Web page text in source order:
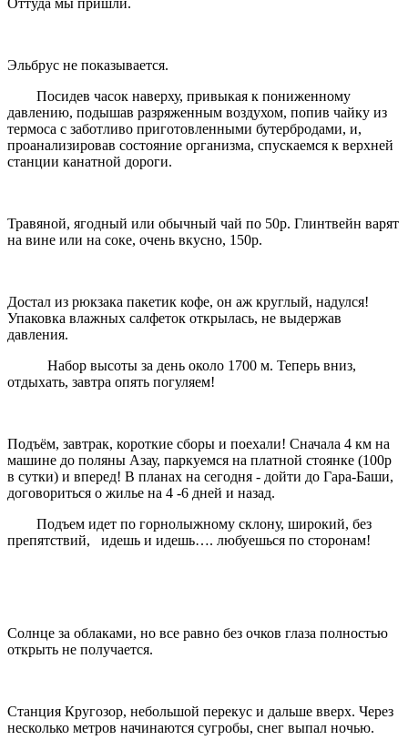
Оттуда мы пришли.
Эльбрус не показывается.
Посидев часок наверху, привыкая к пониженному
давлению, подышав разряженным воздухом, попив чайку из
термоса с заботливо приготовленными бутербродами, и,
проанализировав состояние организма, спускаемся к верхней
станции канатной дороги.
Травяной, ягодный или обычный чай по 50р. Глинтвейн варят
на вине или на соке, очень вкусно, 150р.
Достал из рюкзака пакетик кофе, он аж круглый, надулся!
Упаковка влажных салфеток открылась, не выдержав
давления.
Набор высоты за день около 1700 м. Теперь вниз,
отдыхать, завтра опять погуляем!
Подъём, завтрак, короткие сборы и поехали! Сначала 4 км на
машине до поляны Азау, паркуемся на платной стоянке (100р
в сутки) и вперед! В планах на сегодня - дойти до Гара-Баши,
договориться о жилье на 4 -6 дней и назад.
Подъем идет по горнолыжному склону, широкий, без
препятствий, идешь и идешь…. любуешься по сторонам!
Солнце за облаками, но все равно без очков глаза полностью
открыть не получается.
Станция Кругозор, небольшой перекус и дальше вверх. Через
несколько метров начинаются сугробы, снег выпал ночью.